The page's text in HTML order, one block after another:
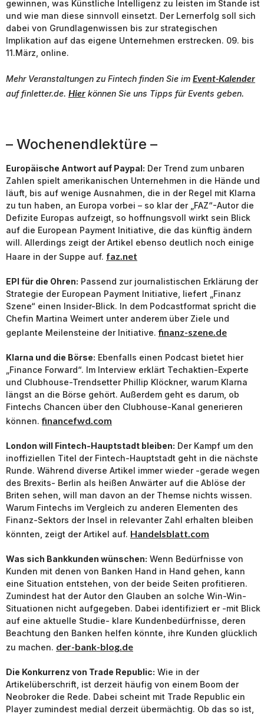
gewinnen, was Künstliche Intelligenz zu leisten im Stande ist
und wie man diese sinnvoll einsetzt. Der Lernerfolg soll sich
dabei von Grundlagenwissen bis zur strategischen
Implikation auf das eigene Unternehmen erstrecken. 09. bis
11.März, online.
Mehr Veranstaltungen zu Fintech finden Sie im Event-Kalender
auf finletter.de. Hier können Sie uns Tipps für Events geben.
– Wochenendlektüre –
Europäische Antwort auf Paypal: Der Trend zum unbaren
Zahlen spielt amerikanischen Unternehmen in die Hände und
läuft, bis auf wenige Ausnahmen, die in der Regel mit Klarna
zu tun haben, an Europa vorbei – so klar der „FAZ“-Autor die
Defizite Europas aufzeigt, so hoffnungsvoll wirkt sein Blick
auf die European Payment Initiative, die das künftig ändern
will. Allerdings zeigt der Artikel ebenso deutlich noch einige
Haare in der Suppe auf. faz.net
EPI für die Ohren: Passend zur journalistischen Erklärung der
Strategie der European Payment Initiative, liefert „Finanz
Szene“ einen Insider-Blick. In dem Podcastformat spricht die
Chefin Martina Weimert unter anderem über Ziele und
geplante Meilensteine der Initiative.finanz-szene.de
Klarna und die Börse: Ebenfalls einen Podcast bietet hier
„Finance Forward“. Im Interview erklärt Techaktien-Experte
und Clubhouse-Trendsetter Phillip Klöckner, warum Klarna
längst an die Börse gehört. Außerdem geht es darum, ob
Fintechs Chancen über den Clubhouse-Kanal generieren
können.financefwd.com
London will Fintech-Hauptstadt bleiben: Der Kampf um den
inoffiziellen Titel der Fintech-Hauptstadt geht in die nächste
Runde. Während diverse Artikel immer wieder -gerade wegen
des Brexits- Berlin als heißen Anwärter auf die Ablöse der
Briten sehen, will man davon an der Themse nichts wissen.
Warum Fintechs im Vergleich zu anderen Elementen des
Finanz-Sektors der Insel in relevanter Zahl erhalten bleiben
könnten, zeigt der Artikel auf. Handelsblatt.com
Was sich Bankkunden wünschen: Wenn Bedürfnisse von
Kunden mit denen von Banken Hand in Hand gehen, kann
eine Situation entstehen, von der beide Seiten profitieren.
Zumindest hat der Autor den Glauben an solche Win-Win-
Situationen nicht aufgegeben. Dabei identifiziert er -mit Blick
auf eine aktuelle Studie- klare Kundenbedürfnisse, deren
Beachtung den Banken helfen könnte, ihre Kunden glücklich
zu machen. der-bank-blog.de
Die Konkurrenz von Trade Republic: Wie in der
Artikelüberschrift, ist derzeit häufig von einem Boom der
Neobroker die Rede. Dabei scheint mit Trade Republic ein
Player zumindest medial derzeit übermächtig. Ob das so ist,